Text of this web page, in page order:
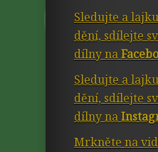
Sledujte a
dění, sdílejte
dílny na
Sledujte a
dění, sdílejte
dílny na
Mrkněte na